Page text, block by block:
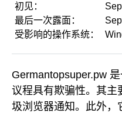
初见：
最后一次露面：
受影响的操作系统：
Germantopsuper.pw
议程具有欺骗性。其主
圾浏览器通知。此外，